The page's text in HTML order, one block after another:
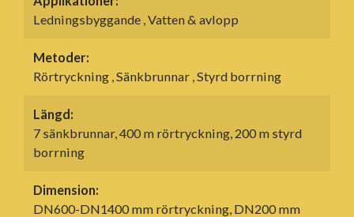
Ledningsbyggande , Vatten & avlopp
Metoder:
Rörtryckning , Sänkbrunnar , Styrd borrning
Längd:
7 sänkbrunnar, 400 m rörtryckning, 200 m styrd
borrning
Dimension:
DN600-DN1400 mm rörtryckning, DN200 mm